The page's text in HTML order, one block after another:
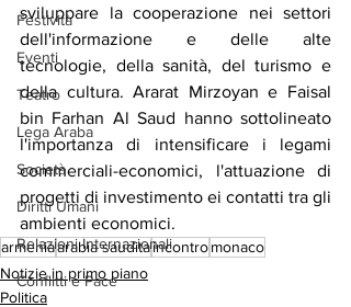
Festività
Eventi
Teatro
Lega Araba
Società
Diritti Umani
Relazioni Internazionali
Conflitti e Pace
sviluppare la cooperazione nei settori
dell'informazione e delle alte
tecnologie, della sanità, del turismo e
della cultura. Ararat Mirzoyan e Faisal
bin Farhan Al Saud hanno sottolineato
l'importanza di intensificare i legami
commerciali-economici, l'attuazione di
progetti di investimento ei contatti tra gli
ambienti economici.
armeniaarabia sauditaincontromonaco
Notizie in primo piano
Politica